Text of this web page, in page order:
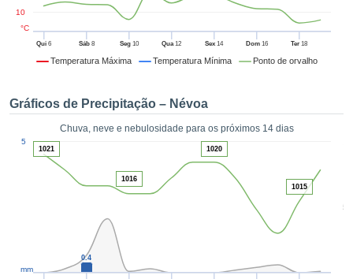
digital
ACEITAR
Temperatura Máxima Temperatura Mínima Ponto de orvalho
Qui 6 Sáb8 Seg10 Qua12 Sex 14 Dom16 Ter 18
10
°C
Gráficos de Precipitação – Névoa
Chuva, neve e nebulosidade para os próximos 14 dias
50
5
mm
0.4
1021
1016
1020
1015